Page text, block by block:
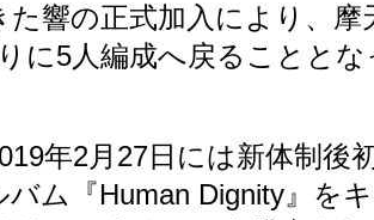
た響の正式加入により、摩
に5人編成へ戻ることと
年2月 27日には新体制後
バム『Human Dignity 』を